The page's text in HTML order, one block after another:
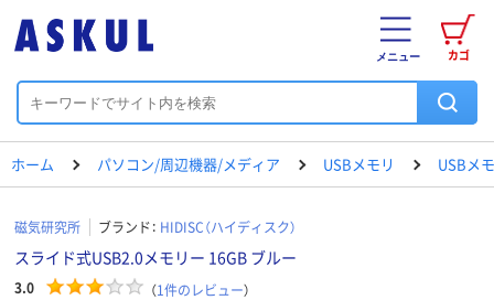
カゴ
メニュー
ホーム パソコン/周辺機器/メディア USBメモリ USBメ
磁気研究所 ブランド： HIDISC（ハイディスク）
スライド式USB2.0メモリー 16GB ブルー
3.0 （1件のレビュー）